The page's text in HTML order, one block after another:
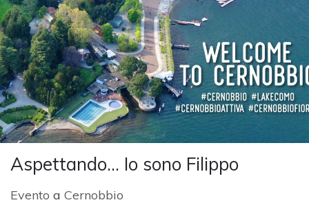
Aspettando... Io sono Filippo
Evento a Cernobbio